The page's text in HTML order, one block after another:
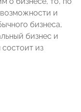
и
бизнеса,
бизнес и
из